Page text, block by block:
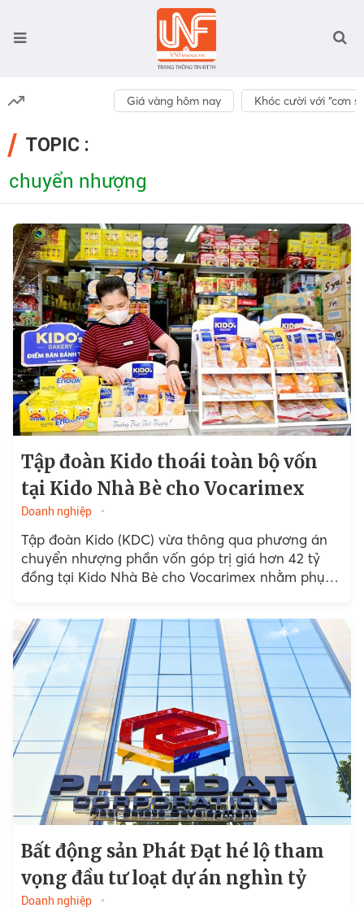
Giá vàng hôm nay Khóc cười với “cơn
TOPIC :
chuyển nhượng
Tập đoàn Kido thoái toàn bộ vốn
tại Kido Nhà Bè cho Vocarimex
Doanh nghiệp
Tập đoàn Kido (KDC) vừa thông qua phương án
chuyển nhượng phần vốn góp trị giá hơn 42 tỷ
đồng tại Kido Nhà Bè cho Vocarimex nhằm phục
Bất động sản Phát Đạt hé lộ tham
vọng đầu tư loạt dự án nghìn tỷ
Doanh nghiệp